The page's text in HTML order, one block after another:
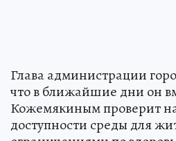
Глава администрации
что в ближайшие дни он
Кожемякиным проверит
доступности среды для